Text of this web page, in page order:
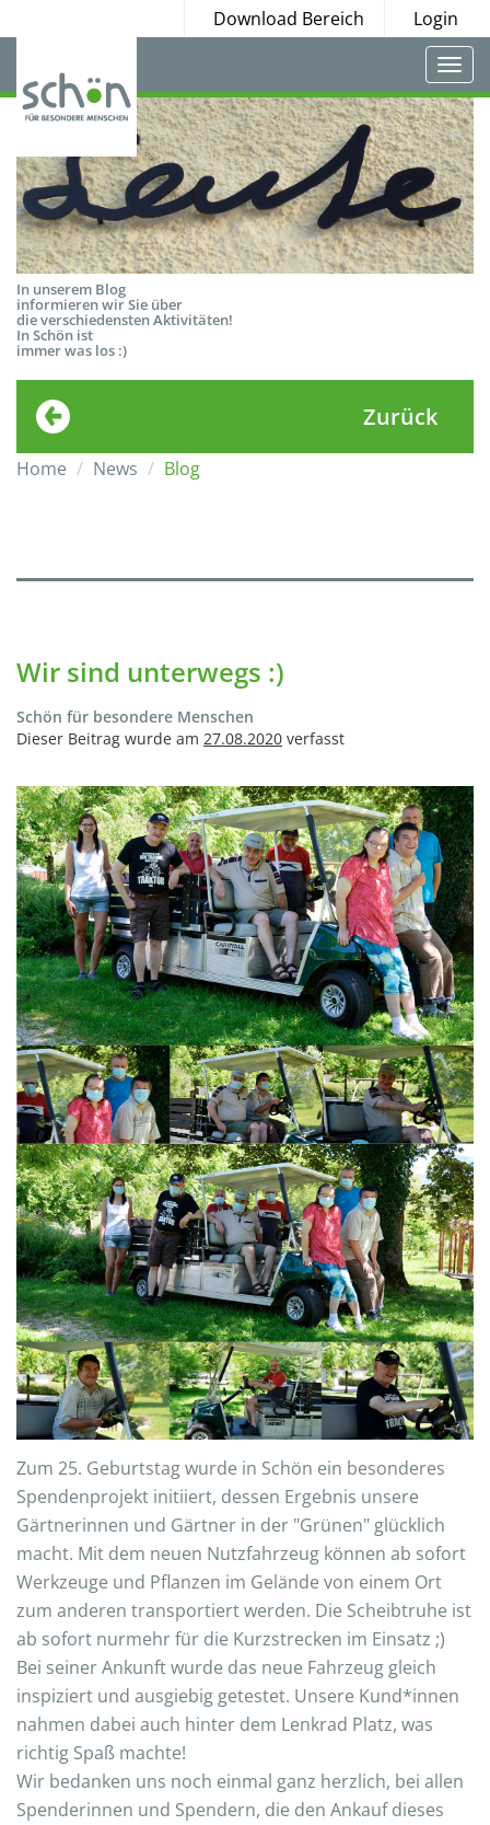
Download Bereich Login
In unserem Blog
informieren wir Sie über
die verschiedensten Aktivitäten!
In Schön ist
immer was los :)
Zurück
Home News Blog
Wir sind unterwegs :)
Schön für besondere Menschen
Dieser Beitrag wurde am 27.08.2020 verfasst
Zum 25. Geburtstag wurde in Schön ein besonderes
Spendenprojekt initiiert, dessen Ergebnis unsere
Gärtnerinnen und Gärtner in der "Grünen" glücklich
macht. Mit dem neuen Nutzfahrzeug können ab sofort
Werkzeuge und Pflanzen im Gelände von einem Ort
zum anderen transportiert werden. Die Scheibtruhe ist
ab sofort nurmehr für die Kurzstrecken im Einsatz ;)
Bei seiner Ankunft wurde das neue Fahrzeug gleich
inspiziert und ausgiebig getestet. Unsere Kund*innen
nahmen dabei auch hinter dem Lenkrad Platz, was
richtig Spaß machte!
Wir bedanken uns noch einmal ganz herzlich, bei allen
Spenderinnen und Spendern, die den Ankauf dieses